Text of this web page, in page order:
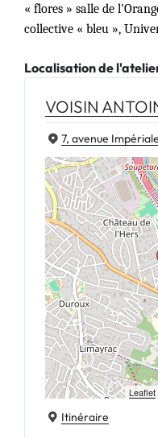
« flores » salle de
collective « bleu »,
Localisation de
VOISIN
7, avenue
Leaflet
Itinéraire